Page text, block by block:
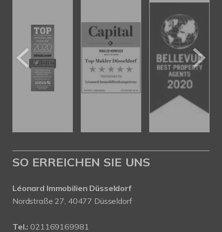
SO ERREICHEN SIE UNS
Léonard Immobilien Düsseldorf
Nordstraße 27, 40477 Düsseldorf
Tel.: 021169169981